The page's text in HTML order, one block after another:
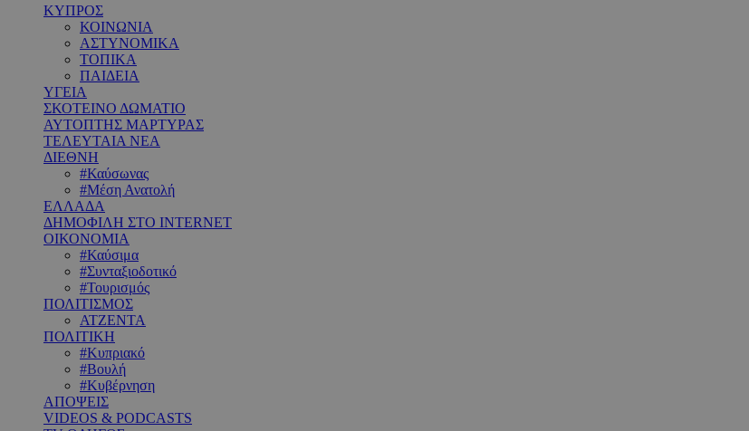
ΚΥΠΡΟΣ
ΚΟΙΝΩΝΙΑ
ΑΣΤΥΝΟΜΙΚΑ
ΤΟΠΙΚΑ
ΠΑΙΔΕΙΑ
ΥΓΕΙΑ
ΣΚΟΤΕΙΝΟ ΔΩΜΑΤΙΟ
ΑΥΤΟΠΤΗΣ ΜΑΡΤΥΡΑΣ
ΤΕΛΕΥΤΑΙΑ ΝΕΑ
ΔΙΕΘΝΗ
#Καύσωνας
#Μέση Ανατολή
ΕΛΛΑΔΑ
ΔΗΜΟΦΙΛΗ ΣΤΟ INTERNET
ΟΙΚΟΝΟΜΙΑ
#Καύσιμα
#Συνταξιοδοτικό
#Τουρισμός
ΠΟΛΙΤΙΣΜΟΣ
ΑΤΖΕΝΤΑ
ΠΟΛΙΤΙΚΗ
#Κυπριακό
#Βουλή
#Κυβέρνηση
ΑΠΟΨΕΙΣ
VIDEOS & PODCASTS